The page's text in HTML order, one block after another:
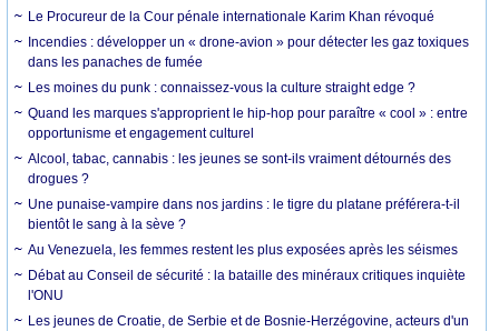
Le Procureur de la Cour pénale internationale Karim Khan révoqué
Incendies : développer un « drone-avion » pour détecter les gaz toxiques
dans les panaches de fumée
Les moines du punk : connaissez-vous la culture straight edge ?
Quand les marques s'approprient le hip-hop pour paraître « cool » : entre
opportunisme et engagement culturel
Alcool, tabac, cannabis : les jeunes se sont-ils vraiment détournés des
drogues ?
Une punaise-vampire dans nos jardins : le tigre du platane préférera-t-il
bientôt le sang à la sève ?
Au Venezuela, les femmes restent les plus exposées après les séismes
Débat au Conseil de sécurité : la bataille des minéraux critiques inquiète
l'ONU
Les jeunes de Croatie, de Serbie et de Bosnie-Herzégovine, acteurs d'un